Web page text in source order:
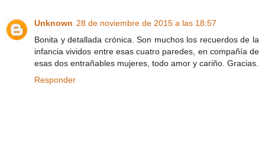
Unknown 28 de noviembre de 2015 a las 18:57
Bonita y detallada crónica. Son muchos los recuerdos de la
infancia vividos entre esas cuatro paredes, en compañía de
esas dos entrañables mujeres, todo amor y cariño. Gracias.
Responder